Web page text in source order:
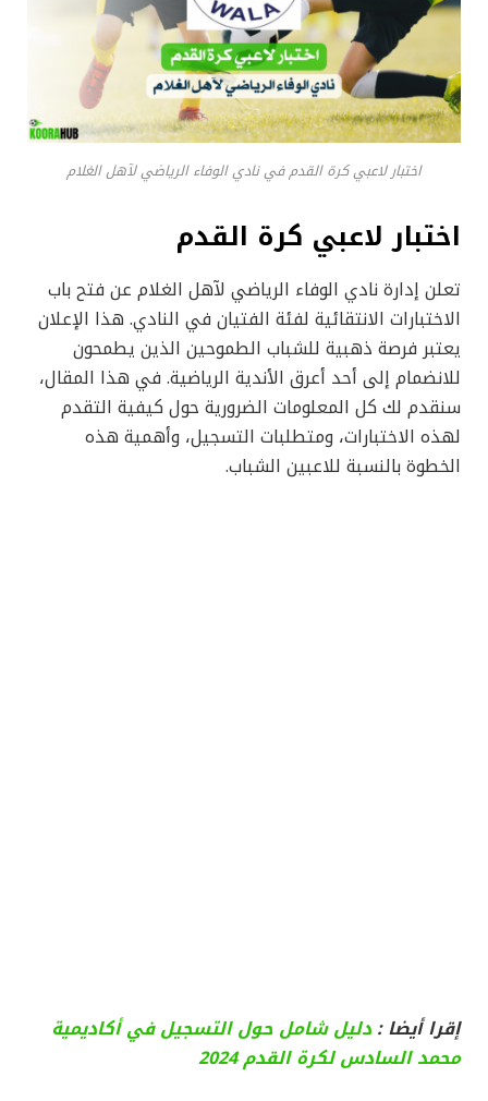
اختبار لاعبي كرة القدم في نادي الوفاء الرياضي لآهل الغلام
اختبار لاعبي كرة القدم
تعلن إدارة نادي الوفاء الرياضي لآهل الغلام عن فتح باب
الاختبارات الانتقائية لفئة الفتيان في النادي. هذا الإعلان
يعتبر فرصة ذهبية للشباب الطموحين الذين يطمحون
للانضمام إلى أحد أعرق الأندية الرياضية. في هذا المقال،
سنقدم لك كل المعلومات الضرورية حول كيفية التقدم
لهذه الاختبارات، ومتطلبات التسجيل، وأهمية هذه
الخطوة بالنسبة للاعبين الشباب.
إقرا أيضا : دليل شامل حول التسجيل في أكاديمية
محمد السادس لكرة القدم 2024